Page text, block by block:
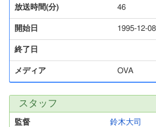
放送時間(分) 46
開始日 1995-12-08
終了日
メディア OVA
スタッフ
監督 鈴木大司